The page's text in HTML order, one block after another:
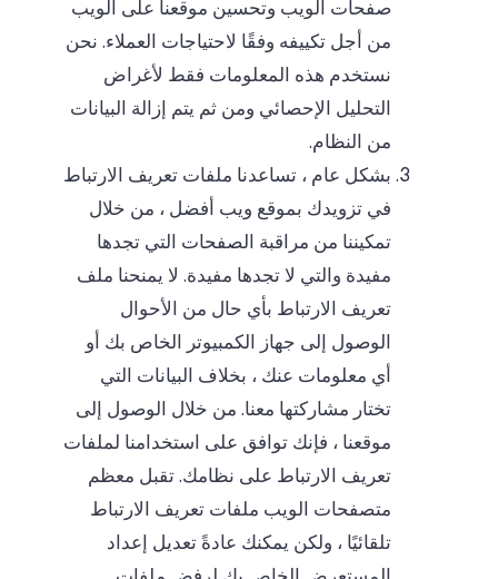
صفحات الويب وتحسين موقعنا على الويب
من أجل تكييفه وفقًا لاحتياجات العملاء. نحن
نستخدم هذه المعلومات فقط لأغراض
التحليل الإحصائي ومن ثم يتم إزالة البيانات
من النظام.
بشكل عام ، تساعدنا ملفات تعريف الارتباط
في تزويدك بموقع ويب أفضل ، من خلال
تمكيننا من مراقبة الصفحات التي تجدها
مفيدة والتي لا تجدها مفيدة. لا يمنحنا ملف
تعريف الارتباط بأي حال من الأحوال
الوصول إلى جهاز الكمبيوتر الخاص بك أو
أي معلومات عنك ، بخلاف البيانات التي
تختار مشاركتها معنا. من خلال الوصول إلى
موقعنا ، فإنك توافق على استخدامنا لملفات
تعريف الارتباط على نظامك. تقبل معظم
متصفحات الويب ملفات تعريف الارتباط
تلقائيًا ، ولكن يمكنك عادةً تعديل إعداد